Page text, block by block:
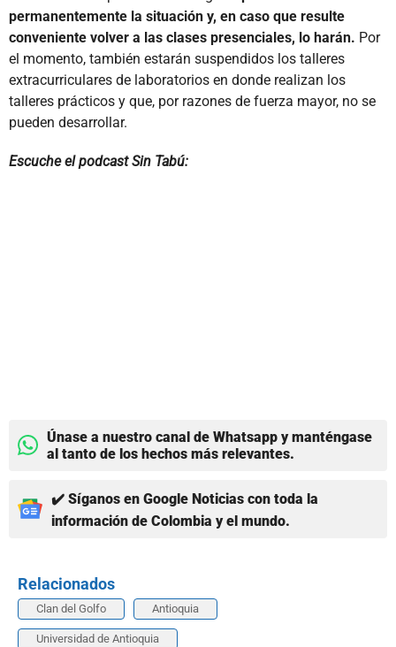
permanentemente la situación y, en caso que resulte
conveniente volver a las clases presenciales, lo harán. Por
el momento, también estarán suspendidos los talleres
extracurriculares de laboratorios en donde realizan los
talleres prácticos y que, por razones de fuerza mayor, no se
pueden desarrollar.
Escuche el podcast Sin Tabú:
Únase a nuestro canal de Whatsapp y manténgase
al tanto de los hechos más relevantes.
✔️ Síganos en Google Noticias con toda la
información de Colombia y el mundo.
Relacionados
Clan del Golfo Antioquia
Universidad de Antioquia